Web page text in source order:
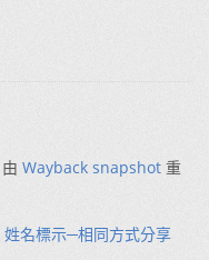
Wayback snapshot 重
姓名標示─相同方式分享